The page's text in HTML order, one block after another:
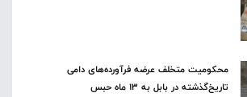
محکومیت متخلف عرضه فرآورده‌های دامی
تاریخ‌گذشته در بابل به ۱۳ ماه حبس